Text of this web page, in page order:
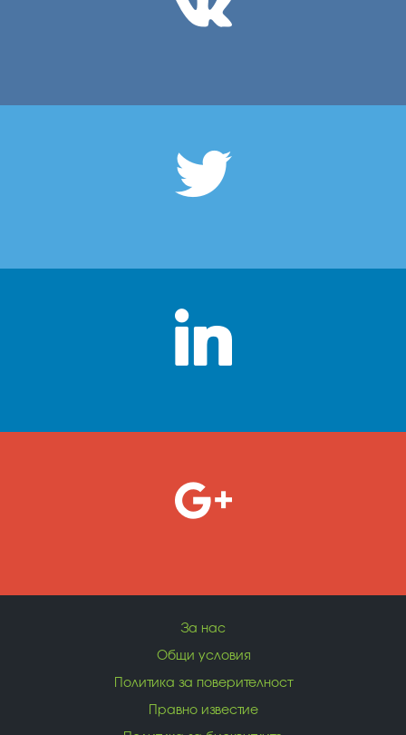
За нас
Общи условия
Политика за поверителност
Правно известие